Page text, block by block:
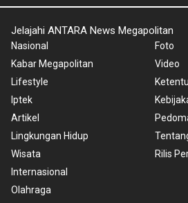
Jelajahi ANTARA News Megapolitan
Nasional
Kabar Megapolitan
Lifestyle
Iptek
Artikel
Lingkungan Hidup
Wisata
Internasional
Olahraga
Foto
Video
Rilis